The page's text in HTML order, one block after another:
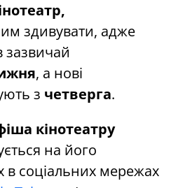
здивувати, адже
зазвичай
, а нові
з четверга.
кінотеатру
на його
в соціальних мережах